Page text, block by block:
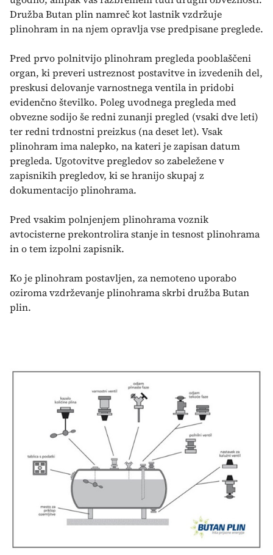
Družba Butan plin namreč kot lastnik vzdržuje
plinohram in na njem opravlja vse predpisane preglede.
Pred prvo polnitvijo plinohram pregleda pooblaščeni
organ, ki preveri ustreznost postavitve in izvedenih del,
preskusi delovanje varnostnega ventila in pridobi
evidenčno številko. Poleg uvodnega pregleda med
obvezne sodijo še redni zunanji pregled (vsaki dve leti)
ter redni trdnostni preizkus (na deset let). Vsak
plinohram ima nalepko, na kateri je zapisan datum
pregleda. Ugotovitve pregledov so zabeležene v
zapisnikih pregledov, ki se hranijo skupaj z
dokumentacijo plinohrama.
Pred vsakim polnjenjem plinohrama voznik
avtocisterne prekontrolira stanje in tesnost plinohrama
in o tem izpolni zapisnik.
Ko je plinohram postavljen, za nemoteno uporabo
oziroma vzdrževanje plinohrama skrbi družba Butan
plin.